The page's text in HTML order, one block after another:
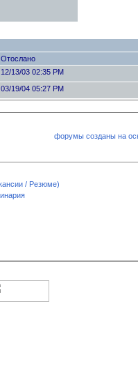
Отослано
12/13/03 02:35 PM
03/19/04 05:27 PM
форумы созданы на
/ Резюме)